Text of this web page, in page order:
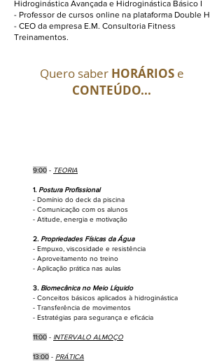
Hidroginástica Avançada e Hidroginástica Básico I
- Professor de cursos online na plataforma Double H
- CEO da empresa E.M. Consultoria Fitness
Treinamentos.
Quero saber HORÁRIOSe
CONTEÚDO...
9:00 - TEORIA
1. Postura Profissional
- Domínio do deck da piscina
- Comunicação com os alunos
- Atitude, energia e motivação
2. Propriedades Físicas da Água
- Empuxo, viscosidade e resistência
- Aproveitamento no treino
- Aplicação prática nas aulas
3. Biomecânica no Meio Líquido
- Conceitos básicos aplicados à hidroginástica
- Transferência de movimentos
- Estratégias para segurança e eficácia
11:00 - INTERVALO ALMOÇO
13:00 - PRÁTICA